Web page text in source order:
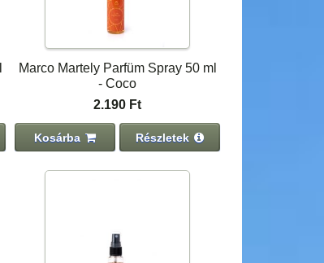
Marco Martely Parfüm Spray 50 ml
- Coco
2.190 Ft
Kosárba Részletek